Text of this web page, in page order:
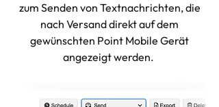
zum Senden von Textnachrichten, die
nach Versand direkt auf dem
gewünschten Point Mobile Gerät
angezeigt werden.